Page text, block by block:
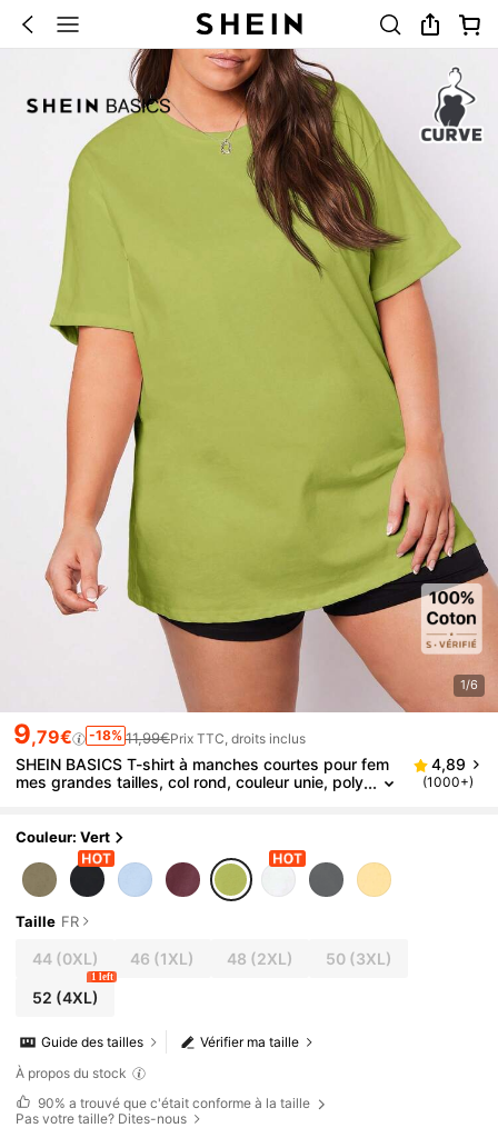
1/6
9,79€ -18% 11,99€Prix TTC, droits inclus
SHEIN BASICS T-shirt à manches courtes pour fem
mes grandes tailles, col rond, couleur unie, poly
4,89
(1000+)
Couleur: Vert
Taille FR
44(0XL) 46 (1XL) 48 (2XL) 50(3XL)
52 (4XL)
1 left
Vérifier ma taille
Guide des tailles
À propos du stock
90% a trouvé que c'était conforme à la taille
Pas votre taille? Dites-nous